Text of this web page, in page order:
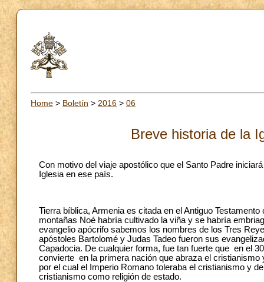
Home > Boletín > 2016 > 06
Breve historia de la
Con motivo del viaje apostólico que el Santo Padre
Iglesia en ese país.
Tierra bíblica, Armenia es citada en el Antiguo
montañas Noé habría cultivado la viña y se habría
evangelio apócrifo sabemos los nombres de los Tres
apóstoles Bartolomé y Judas Tadeo fueron sus
Capadocia. De cualquier forma, fue tan fuerte que en el
convierte en la primera nación que abraza el
por el cual el Imperio Romano toleraba el cristianismo y
cristianismo como religión de estado.